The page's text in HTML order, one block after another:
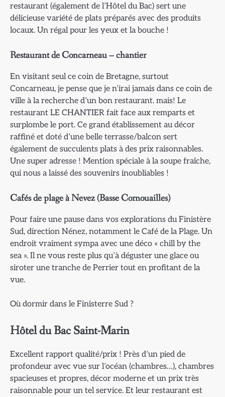
restaurant (également de l’Hôtel du Bac) sert une
délicieuse variété de plats préparés avec des produits
locaux. Un régal pour les yeux et la bouche !
Restaurant de Concarneau – chantier
En visitant seul ce coin de Bretagne, surtout
Concarneau, je pense que je n’irai jamais dans ce coin de
ville à la recherche d’un bon restaurant. mais! Le
restaurant LE CHANTIER fait face aux remparts et
surplombe le port. Ce grand établissement au décor
raffiné et doté d’une belle terrasse/balcon sert
également de succulents plats à des prix raisonnables.
Une super adresse ! Mention spéciale à la soupe fraîche,
qui nous a laissé des souvenirs inoubliables !
Cafés de plage à Nevez (Basse Cornouailles)
Pour faire une pause dans vos explorations du Finistère
Sud, direction Nénez, notamment le Café de la Plage. Un
endroit vraiment sympa avec une déco « chill by the
sea ». Il ne vous reste plus qu’à déguster une glace ou
siroter une tranche de Perrier tout en profitant de la
vue.
Où dormir dans le Finisterre Sud ?
Hôtel du Bac Saint-Marin
Excellent rapport qualité/prix ! Près d’un pied de
profondeur avec vue sur l’océan (chambres…), chambres
spacieuses et propres, décor moderne et un prix très
raisonnable pour un tel service. Et leur restaurant est